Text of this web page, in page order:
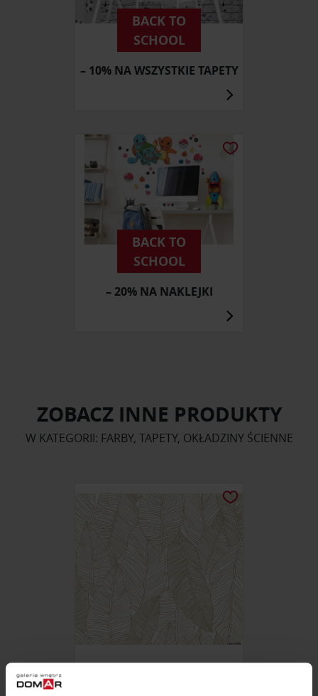
BACK TO
SCHOOL
– 10% NA WSZYSTKIE TAPETY
BACK TO
SCHOOL
– 20% NA NAKLEJKI
ZOBACZ INNE PRODUKTY
W KATEGORII: FARBY, TAPETY, OKŁADZINY ŚCIENNE